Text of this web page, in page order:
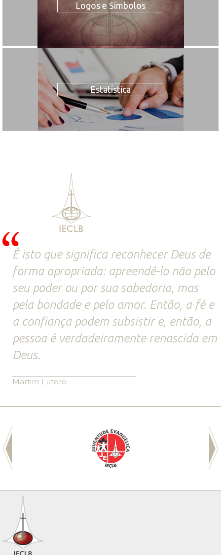
Logos e Símbolos
Estatística
É isto que significa reconhecer Deus de
forma apropriada: apreendê-lo não pelo
seu poder ou por sua sabedoria, mas
pela bondade e pelo amor. Então, a fé e
a confiança podem subsistir e, então, a
pessoa é verdadeiramente renascida em
Deus.
Martim Lutero